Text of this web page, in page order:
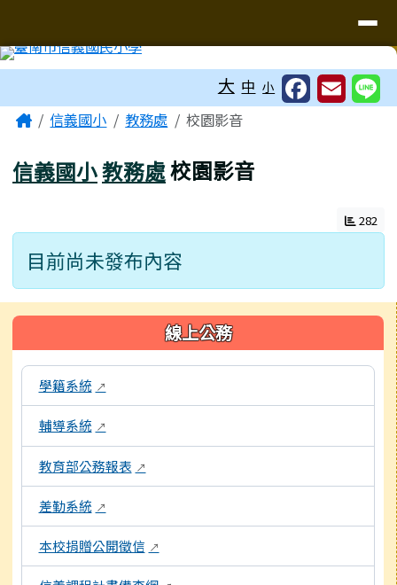
大 中 小
主內容區域
Home信義國小 教務處 校園影音
信義國小教務處校園影音
282
目前尚未發布內容
左邊區域內容 線上公務
本區域包含校內行政系統連結，點擊後皆會另開視窗。
學籍系統 ↗
輔導系統 ↗
教育部公務報表 ↗
差勤系統 ↗
本校捐贈公開徵信 ↗
頁尾區域